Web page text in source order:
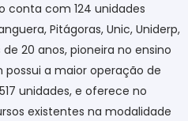
conta com 124 unidades
Pitágoras, Unic, Uniderp,
20 anos, pioneira no ensino
possui a maior operação de
unidades, e oferece no
existentes na modalidade